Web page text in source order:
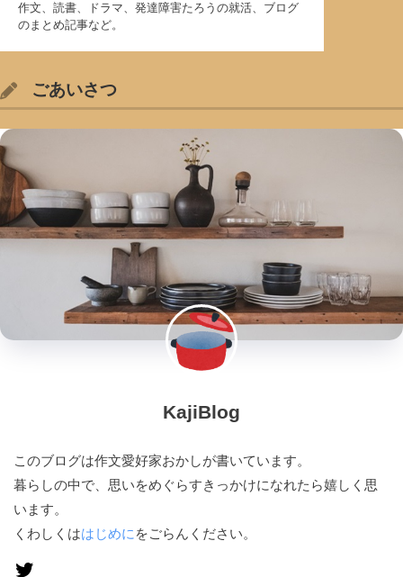
作文、読書、ドラマ、発達障害たろうの就活、ブログ
のまとめ記事など。
ごあいさつ
KajiBlog
このブログは作文愛好家おかしが書いています。
暮らしの中で、思いをめぐらすきっかけになれたら嬉しく思
います。
くわしくははじめに をごらんください。